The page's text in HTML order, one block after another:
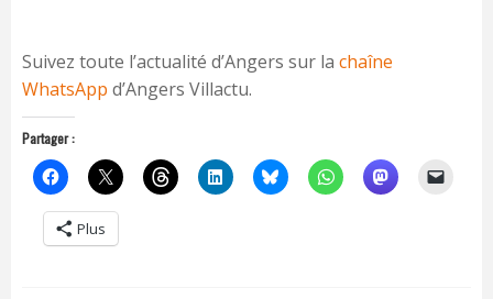
Suivez toute l’actualité d’Angers sur la chaîne
WhatsApp d’Angers Villactu.
Partager :
Plus